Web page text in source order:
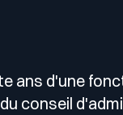
ans d'une
conseil